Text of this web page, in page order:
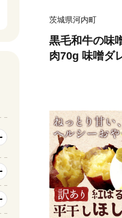
茨城県河内町
黒毛和牛の味
肉70g 味噌ダ
北店 《30日
除く)》茨城